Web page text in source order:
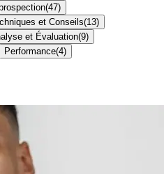
(47)
et Conseils(13)
et Évaluation(9)
Performance(4)